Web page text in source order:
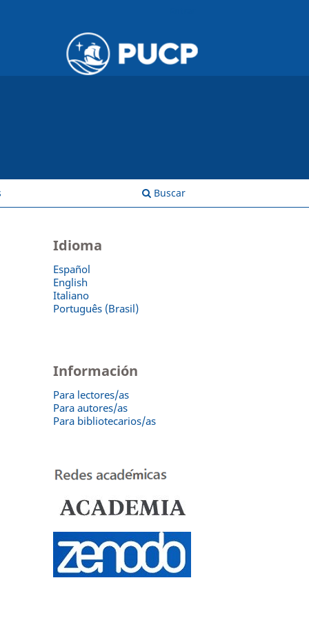
Buscar
Idioma
Español
English
Italiano
Português (Brasil)
Información
Para lectores/as
Para autores/as
Para bibliotecarios/as